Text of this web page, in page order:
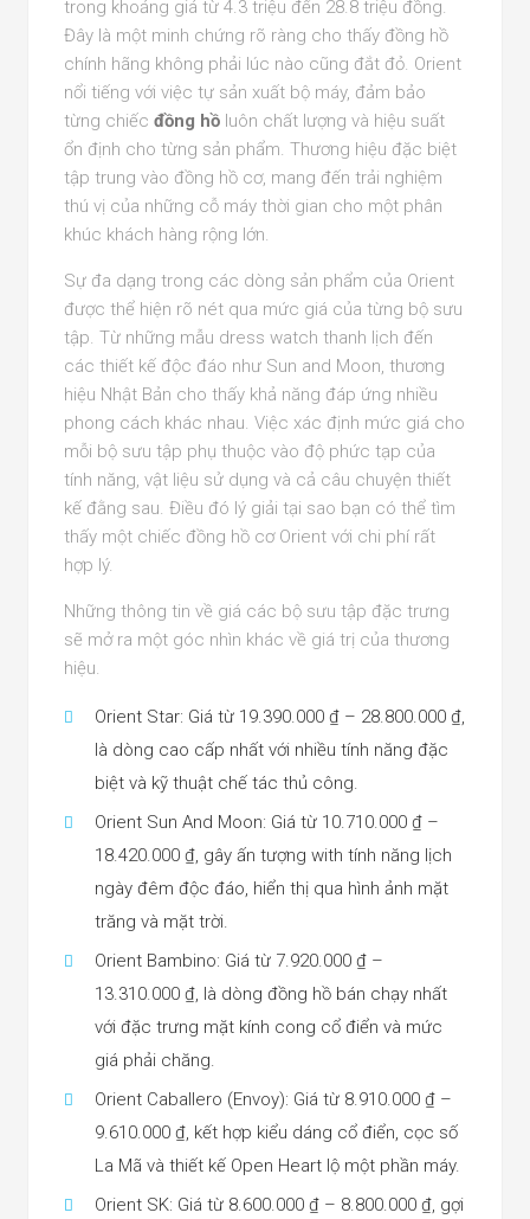
trong khoảng giá từ 4.3 triệu đến 28.8 triệu đồng.
Đây là một minh chứng rõ ràng cho thấy đồng hồ
chính hãng không phải lúc nào cũng đắt đỏ. Orient
nổi tiếng với việc tự sản xuất bộ máy, đảm bảo
từng chiếcđồng hồ luôn chất lượng và hiệu suất
ổn định cho từng sản phẩm. Thương hiệu đặc biệt
tập trung vào đồng hồ cơ, mang đến trải nghiệm
thú vị của những cỗ máy thời gian cho một phân
khúc khách hàng rộng lớn.
Sự đa dạng trong các dòng sản phẩm của Orient
được thể hiện rõ nét qua mức giá của từng bộ sưu
tập. Từ những mẫu dress watch thanh lịch đến
các thiết kế độc đáo như Sun and Moon, thương
hiệu Nhật Bản cho thấy khả năng đáp ứng nhiều
phong cách khác nhau. Việc xác định mức giá cho
mỗi bộ sưu tập phụ thuộc vào độ phức tạp của
tính năng, vật liệu sử dụng và cả câu chuyện thiết
kế đằng sau. Điều đó lý giải tại sao bạn có thể tìm
thấy một chiếc đồng hồ cơ Orient với chi phí rất
hợp lý.
Những thông tin về giá các bộ sưu tập đặc trưng
sẽ mở ra một góc nhìn khác về giá trị của thương
hiệu.
Orient Star: Giá từ 19.390.000 ₫ – 28.800.000 ₫,
là dòng cao cấp nhất với nhiều tính năng đặc
biệt và kỹ thuật chế tác thủ công.
Orient Sun And Moon: Giá từ 10.710.000 ₫ –
18.420.000 ₫, gây ấn tượng with tính năng lịch
ngày đêm độc đáo, hiển thị qua hình ảnh mặt
trăng và mặt trời.
Orient Bambino: Giá từ 7.920.000 ₫ –
13.310.000 ₫, là dòng đồng hồ bán chạy nhất
với đặc trưng mặt kính cong cổ điển và mức
giá phải chăng.
Orient Caballero (Envoy): Giá từ 8.910.000 ₫ –
9.610.000 ₫, kết hợp kiểu dáng cổ điển, cọc số
La Mã và thiết kế Open Heart lộ một phần máy.
Orient SK: Giá từ 8.600.000 ₫ – 8.800.000 ₫, gợi